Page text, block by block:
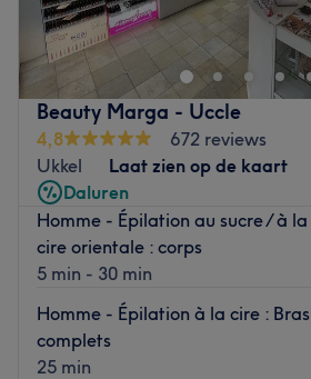
Beauty Marga - Uccle
4,8
672 reviews
Ukkel
Laat zien op de kaart
Daluren
Homme - Épilation au sucre / à la
cire orientale : corps
5 min - 30 min
Homme - Épilation à la cire : Bras
complets
25 min